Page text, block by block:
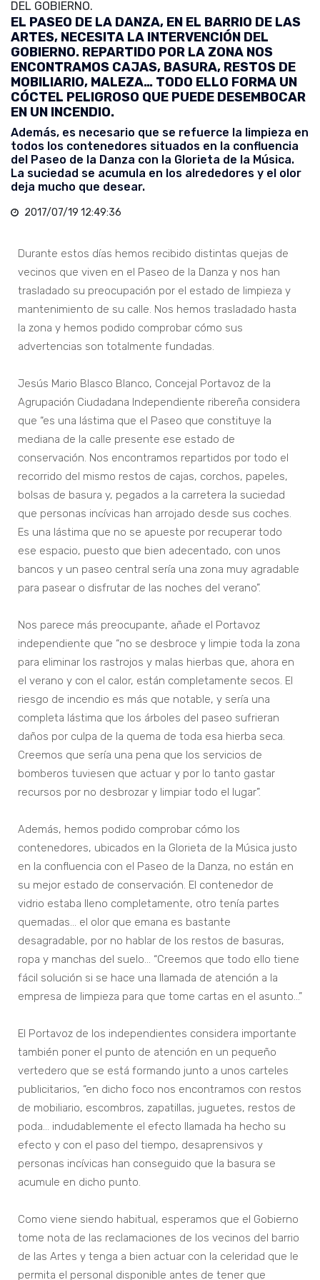
DEL GOBIERNO.
EL PASEO DE LA DANZA, EN EL BARRIO DE LAS
ARTES, NECESITA LA INTERVENCIÓN DEL
GOBIERNO. REPARTIDO POR LA ZONA NOS
ENCONTRAMOS CAJAS, BASURA, RESTOS DE
MOBILIARIO, MALEZA… TODO ELLO FORMA UN
CÓCTEL PELIGROSO QUE PUEDE DESEMBOCAR
EN UN INCENDIO.
Además, es necesario que se refuerce la limpieza en
todos los contenedores situados en la confluencia
del Paseo de la Danza con la Glorieta de la Música.
La suciedad se acumula en los alrededores y el olor
deja mucho que desear.
2017/07/19 12:49:36
Durante estos días hemos recibido distintas quejas de
vecinos que viven en el Paseo de la Danza y nos han
trasladado su preocupación por el estado de limpieza y
mantenimiento de su calle. Nos hemos trasladado hasta
la zona y hemos podido comprobar cómo sus
advertencias son totalmente fundadas.
Jesús Mario Blasco Blanco, Concejal Portavoz de la
Agrupación Ciudadana Independiente ribereña considera
que “es una lástima que el Paseo que constituye la
mediana de la calle presente ese estado de
conservación. Nos encontramos repartidos por todo el
recorrido del mismo restos de cajas, corchos, papeles,
bolsas de basura y, pegados a la carretera la suciedad
que personas incívicas han arrojado desde sus coches.
Es una lástima que no se apueste por recuperar todo
ese espacio, puesto que bien adecentado, con unos
bancos y un paseo central sería una zona muy agradable
para pasear o disfrutar de las noches del verano”.
Nos parece más preocupante, añade el Portavoz
independiente que “no se desbroce y limpie toda la zona
para eliminar los rastrojos y malas hierbas que, ahora en
el verano y con el calor, están completamente secos. El
riesgo de incendio es más que notable, y sería una
completa lástima que los árboles del paseo sufrieran
daños por culpa de la quema de toda esa hierba seca.
Creemos que sería una pena que los servicios de
bomberos tuviesen que actuar y por lo tanto gastar
recursos por no desbrozar y limpiar todo el lugar”.
Además, hemos podido comprobar cómo los
contenedores, ubicados en la Glorieta de la Música justo
en la confluencia con el Paseo de la Danza, no están en
su mejor estado de conservación. El contenedor de
vidrio estaba lleno completamente, otro tenía partes
quemadas… el olor que emana es bastante
desagradable, por no hablar de los restos de basuras,
ropa y manchas del suelo… “Creemos que todo ello tiene
fácil solución si se hace una llamada de atención a la
empresa de limpieza para que tome cartas en el asunto…”
El Portavoz de los independientes considera importante
también poner el punto de atención en un pequeño
vertedero que se está formando junto a unos carteles
publicitarios, “en dicho foco nos encontramos con restos
de mobiliario, escombros, zapatillas, juguetes, restos de
poda… indudablemente el efecto llamada ha hecho su
efecto y con el paso del tiempo, desaprensivos y
personas incívicas han conseguido que la basura se
acumule en dicho punto.
Como viene siendo habitual, esperamos que el Gobierno
tome nota de las reclamaciones de los vecinos del barrio
de las Artes y tenga a bien actuar con la celeridad que le
permita el personal disponible antes de tener que